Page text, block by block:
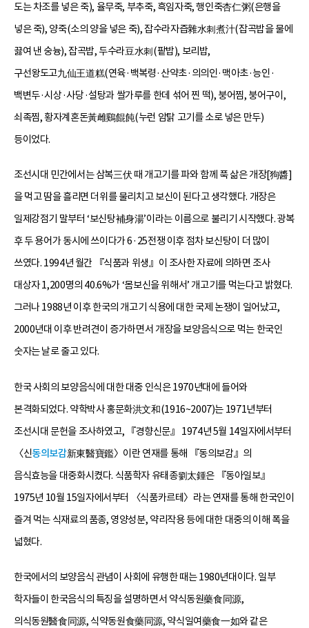
도는 차조를 넣은 죽), 율무죽, 부추죽, 흑임자죽, 행인죽杏仁粥(은행을
넣은 죽), 양죽(소의 양을 넣은 죽), 잡수라자즙雜水刺煮汁(잡곡밥을 물에
끓여 낸 숭늉), 잡곡밥, 두수라豆水刺(팥밥), 보리밥,
구선왕도고九仙王道糕(연육·백복령·산약초·의의인·맥아초·능인·
백변두·시상·사당·설탕과 쌀가루를 한데 섞어 찐 떡), 붕어찜, 붕어구이,
쇠족찜, 황자계혼돈黃雌鷄餛飩(누런 암탉 고기를 소로 넣은 만두)
등이었다.
조선시대 민간에서는 삼복三伏 때 개고기를 파와 함께 푹 삶은 개장[狗醬]
을 먹고 땀을 흘리면 더위를 물리치고 보신이 된다고 생각했다. 개장은
일제강점기 말부터 ‘보신탕補身湯’이라는 이름으로 불리기 시작했다. 광복
후 두 용어가 동시에 쓰이다가 6·25전쟁 이후 점차 보신탕이 더 많이
쓰였다. 1994년 월간 『식품과 위생』이 조사한 자료에 의하면 조사
대상자 1,200명의 40.6%가 ‘몸보신을 위해서’ 개고기를 먹는다고 밝혔다.
그러나 1988년 이후 한국의 개고기 식용에 대한 국제 논쟁이 일어났고,
2000년대 이후 반려견이 증가하면서 개장을 보양음식으로 먹는 한국인
숫자는 날로 줄고 있다.
한국 사회의 보양음식에 대한 대중 인식은 1970년대에 들어와
본격화되었다. 약학박사 홍문화洪文和(1916~2007)는 1971년부터
조선시대 문헌을 조사하였고, 『경향신문』 1974년 5월 14일자에서부터
〈신동의보감新東醫寶鑑〉이란 연재를 통해 『동의보감』의
음식효능을 대중화시켰다. 식품학자 유태종劉太鍾은 『동아일보』
1975년 10월 15일자에서부터 〈식품카르테〉라는 연재를 통해 한국인이
즐겨 먹는 식재료의 품종, 영양성분, 약리작용 등에 대한 대중의 이해 폭을
넓혔다.
한국에서의 보양음식 관념이 사회에 유행한 때는 1980년대이다. 일부
학자들이 한국음식의 특징을 설명하면서 약식동원藥食同源,
의식동원醫食同源, 식약동원食藥同源, 약식일여藥食一如와 같은